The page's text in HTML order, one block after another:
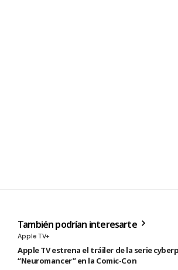
También podrían interesarte
Apple TV+
Apple TV estrena el tráiler de la serie
“Neuromancer” en la Comic-Con